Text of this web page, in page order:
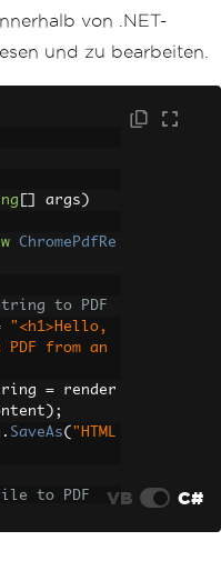
von .NET-
und zu bearbeiten.
args )
ChromePdfRe
to PDF
"<h1>Hello,
from an
= render
);
. SaveAs( "HTML
to PDF
VB C#